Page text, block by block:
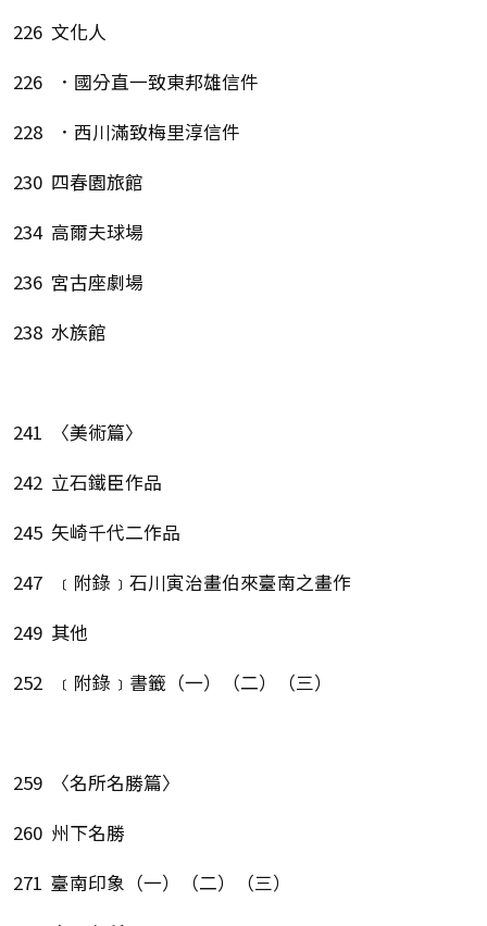
226 文化人
226 ．國分直一致東邦雄信件
228 ．西川滿致梅里淳信件
230 四春園旅館
234 高爾夫球場
236 宮古座劇場
238 水族館
241 〈美術篇〉
242 立石鐵臣作品
245 矢崎千代二作品
247 ﹝附錄﹞石川寅治畫伯來臺南之畫作
249 其他
252 ﹝附錄﹞書籤（一）（二）（三）
259 〈名所名勝篇〉
260 州下名勝
271 臺南印象（一）（二）（三）